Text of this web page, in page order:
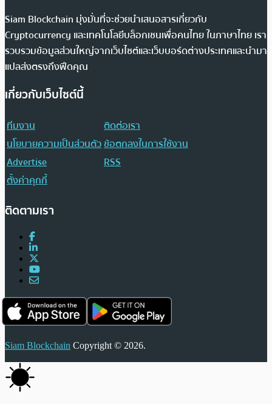
Siam Blockchain มุ่งมั่นที่จะช่วยนำเสนอสารเกี่ยวกับ
Cryptocurrency และเทคโนโลยีบล็อกเชนเพื่อคนไทย ในภาษาไทย เรา
รวบรวมข้อมูลส่วนใหญ่จากเว็บไซต์และเว็บบอร์ดต่างประเทศและนำมา
แปลส่งตรงถึงฟีดคุณ
เกี่ยวกับเว็บไซต์นี้
ทีมงาน
ติดต่อเรา
นโยบายความเป็นส่วนตัวข้อตกลงในการใช้งาน
Advertise
RSS
ตั้งค่าคุกกี้
ติดตามเรา
Siam Blockchain Copyright © 2026.